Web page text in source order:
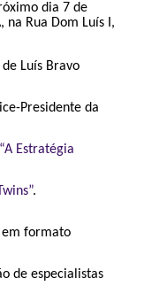
dia 7 de
na Rua Dom Luís I,
Luís Bravo
Presidente da
“A Estratégia
.
em formato
de especialistas